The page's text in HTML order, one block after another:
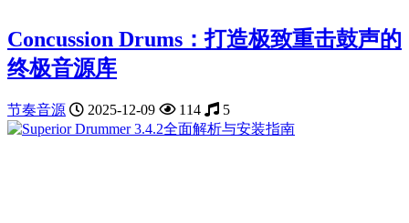
Concussion Drums：打造极致重击鼓声的
终极音源库
节奏音源 2025-12-09 114 5